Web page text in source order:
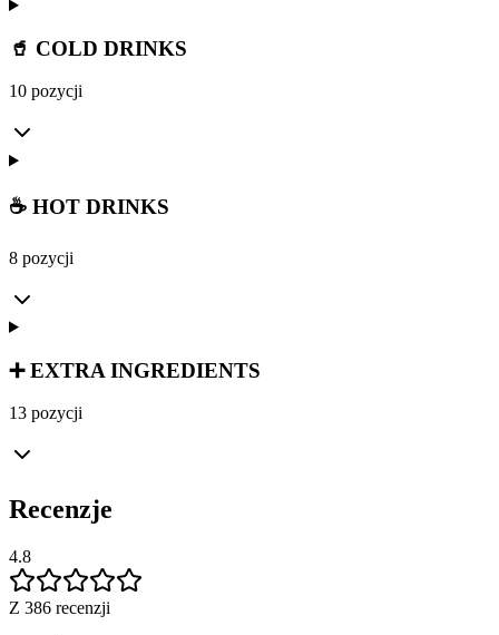
🥤 COLD DRINKS
10 pozycji
☕ HOT DRINKS
8 pozycji
➕ EXTRA INGREDIENTS
13 pozycji
Recenzje
4.8
Z 386 recenzji